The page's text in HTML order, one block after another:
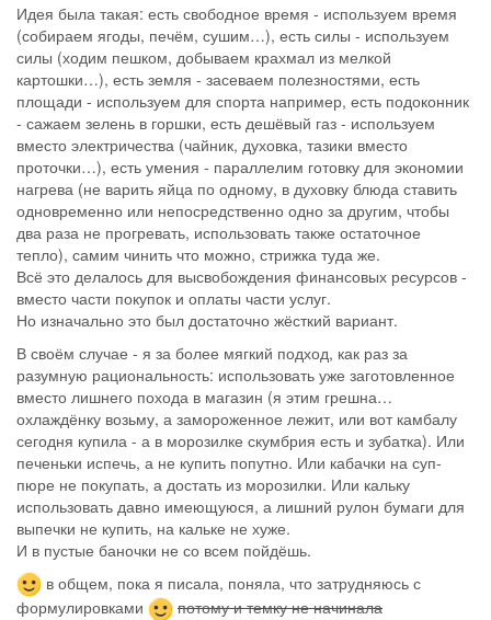
Идея была такая: есть свободное время - используем время
(собираем ягоды, печём, сушим…), есть силы - используем
силы (ходим пешком, добываем крахмал из мелкой
картошки…), есть земля - засеваем полезностями, есть
площади - используем для спорта например, есть подоконник
- сажаем зелень в горшки, есть дешёвый газ - используем
вместо электричества (чайник, духовка, тазики вместо
проточки…), есть умения - параллелим готовку для экономии
нагрева (не варить яйца по одному, в духовку блюда ставить
одновременно или непосредственно одно за другим, чтобы
два раза не прогревать, использовать также остаточное
тепло), самим чинить что можно, стрижка туда же.
Всё это делалось для высвобождения финансовых ресурсов -
вместо части покупок и оплаты части услуг.
Но изначально это был достаточно жёсткий вариант.
В своём случае - я за более мягкий подход, как раз за
разумную рациональность: использовать уже заготовленное
вместо лишнего похода в магазин (я этим грешна…
охлаждёнку возьму, а замороженное лежит, или вот камбалу
сегодня купила - а в морозилке скумбрия есть и зубатка). Или
печеньки испечь, а не купить попутно. Или кабачки на суп-
пюре не покупать, а достать из морозилки. Или кальку
использовать давно имеющуюся, а лишний рулон бумаги для
выпечки не купить, на кальке не хуже.
И в пустые баночки не со всем пойдёшь.
в общем, пока я писала, поняла, что затрудняюсь с
формулировками
потому и темку не начинала